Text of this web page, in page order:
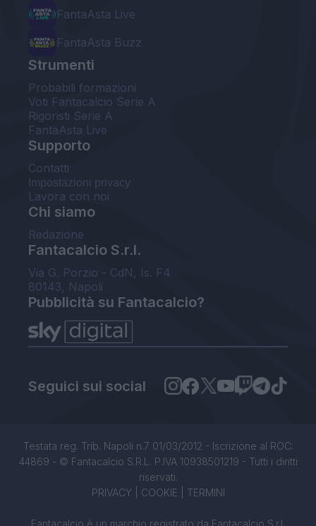
FantaAsta Live
FantaAsta Buzz
Strumenti
Probabili formazioni
Voti Fantacalcio Serie A
Rigoristi Serie A
FantaAsta Live
Supporto
Contatti
Impostazioni privacy
Lavora con noi
Chi siamo
Redazione
Fantacalcio S.r.l.
Via G. Porzio - CdN, Is. F4
80143, Napoli
Pubblicità su Fantacalcio?
Seguici sui social
Testata reg. Trib. Napoli n.7 01/03/2012 - Iscrizione al ROC:
44869 - © Fantacalcio S.R.L. P.IVA 10938501219 - Tutti i diritti
riservati.
PRIVACY| COOKIE TERMINI
Fantacalcio è un marchio registrato da Fantacalcio S.r.l.